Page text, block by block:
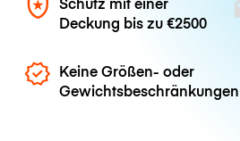
Deckung bis zu€2500
Keine Größen- oder
Gewichtsbeschränkungen